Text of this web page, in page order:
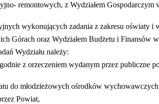
remontowych, z Wydziałem
wykonujących zadania z zakresu oświaty i
Górach oraz Wydziałem Budżetu i Finansów
Wydziału należy:
z orzeczeniem wydanym przez publiczne
do młodzieżowych ośrodków
Powiat,